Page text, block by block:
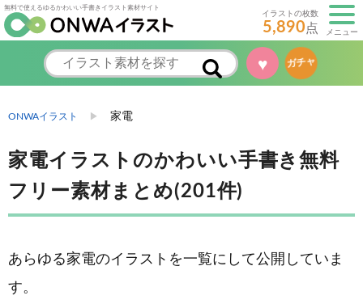
無料で使えるゆるかわいい手書きイラスト素材サイト
イラストの枚数
5,890点 メニュー
♥ ガチャ
ONWAイラスト 家電
家電イラストのかわいい手書き無料
フリー素材まとめ(201件)
あらゆる家電のイラストを一覧にして公開していま
す。